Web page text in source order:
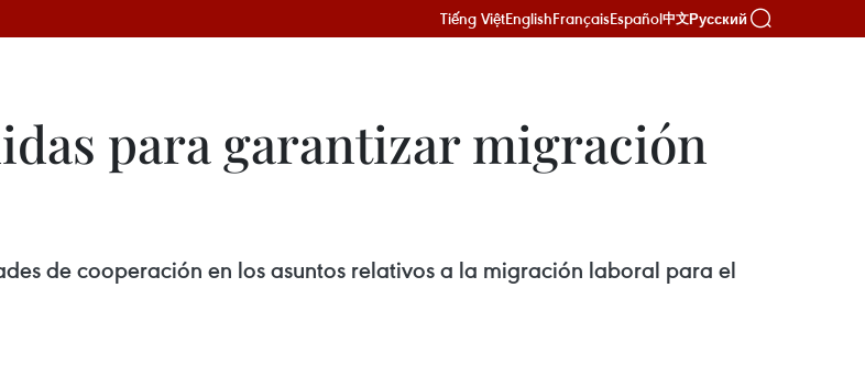
Tiếng ViệtEnglishFrançaisEspañol中文Русский
para garantizar migración
de cooperación en los asuntos relativos a la migración laboral para el